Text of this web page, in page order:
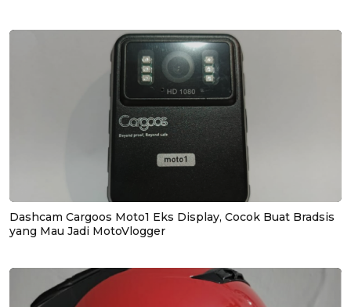
Dashcam Cargoos Moto1 Eks Display, Cocok Buat Bradsis
yang Mau Jadi MotoVlogger